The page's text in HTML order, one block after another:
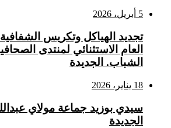
5 أبريل، 2026
تجديد الهياكل وتكريس
العام الاستثنائي لمنتدى
الشباب. الجديدة
18 يناير، 2026
سيدي بوزيد جماعة مولاي
الجديدة